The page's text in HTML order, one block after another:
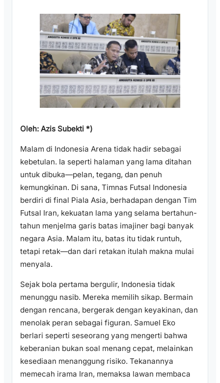
Oleh: Azis Subekti *)
Malam di Indonesia Arena tidak hadir sebagai
kebetulan. Ia seperti halaman yang lama ditahan
untuk dibuka—pelan, tegang, dan penuh
kemungkinan. Di sana, Timnas Futsal Indonesia
berdiri di final Piala Asia, berhadapan dengan Tim
Futsal Iran, kekuatan lama yang selama bertahun-
tahun menjelma garis batas imajiner bagi banyak
negara Asia. Malam itu, batas itu tidak runtuh,
tetapi retak—dan dari retakan itulah makna mulai
menyala.
Sejak bola pertama bergulir, Indonesia tidak
menunggu nasib. Mereka memilih sikap. Bermain
dengan rencana, bergerak dengan keyakinan, dan
menolak peran sebagai figuran. Samuel Eko
berlari seperti seseorang yang mengerti bahwa
keberanian bukan soal menang cepat, melainkan
kesediaan menanggung risiko. Tekanannya
memecah irama Iran, memaksa lawan membaca